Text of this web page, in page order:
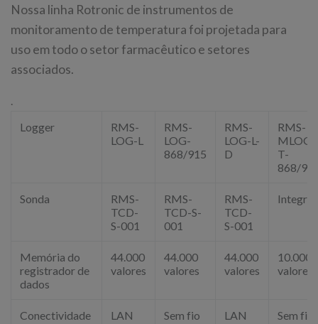
Nossa linha Rotronic de instrumentos de
monitoramento de temperatura foi projetada para
uso em todo o setor farmacêutico e setores
associados.
Logger
RMS-
LOG-L
RMS-
LOG-
868/915
RMS-
LOG-L-
D
RMS-
MLOG-
T-
868/
Sonda
RMS-
TCD-
S-001
RMS-
TCD-S-
001
RMS-
TCD-
S-001
Memória do
registrador de
dados
44.000
valores
44.000
valores
44.000
valores
10.000
valores
Conectividade LAN Sem fio LAN Sem fio